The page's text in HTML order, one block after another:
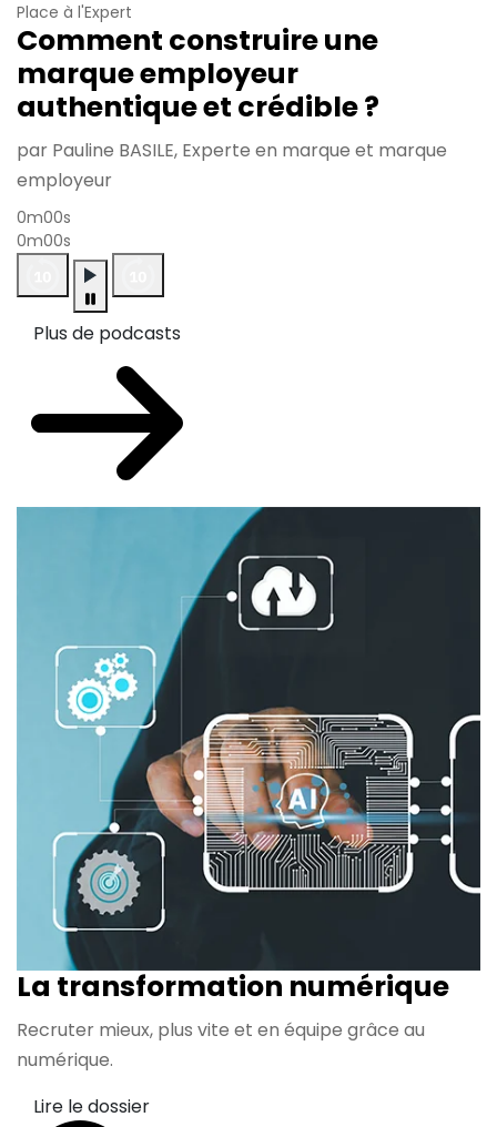
Place à l'Expert
Comment construire une
marque employeur
authentique et crédible ?
par Pauline BASILE, Experte en marque et marque
employeur
0m00s
0m00s
Plus de podcasts
La transformation numérique
Recruter mieux, plus vite et en équipe grâce au
numérique.
Lire le dossier